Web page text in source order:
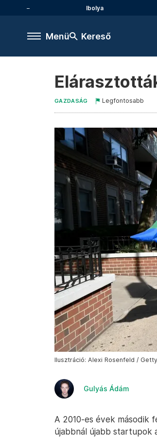
Ibolya
Menü Kereső
GAZDASÁG Legfontosabb
Ilusztráció: Alexi Rosenfeld /
Gulyás Ádám
A 2010-es évek második
újabbnál újabb startupok